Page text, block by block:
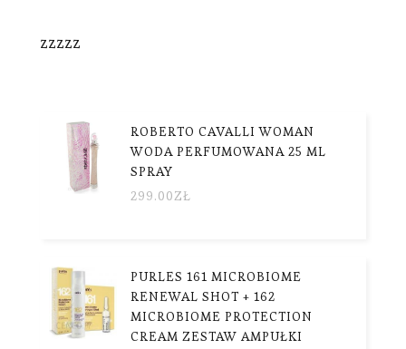
zzzzz
ROBERTO CAVALLI WOMAN
WODA PERFUMOWANA 25 ML
SPRAY
299.00ZŁ
PURLES 161 MICROBIOME
RENEWAL SHOT + 162
MICROBIOME PROTECTION
CREAM ZESTAW AMPUŁKI